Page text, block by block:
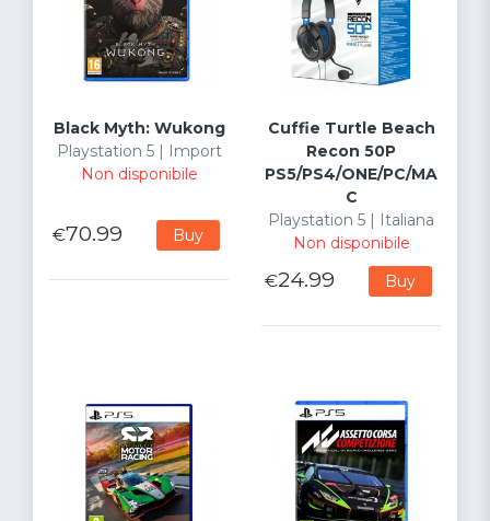
Black Myth: Wukong
Playstation 5 | Import
Non disponibile
€70.99 Buy
Cuffie Turtle Beach
Recon 50P
PS5/PS4/ONE/PC/MA
C
Playstation 5 | Italiana
Non disponibile
€24.99 Buy